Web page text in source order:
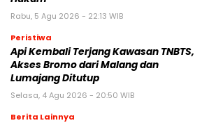
Rabu, 5 Agu 2026 - 22:13 WIB
Peristiwa
Api Kembali Terjang Kawasan TNBTS,
Akses Bromo dari Malang dan
Lumajang Ditutup
Selasa, 4 Agu 2026 - 20:50 WIB
Berita Lainnya